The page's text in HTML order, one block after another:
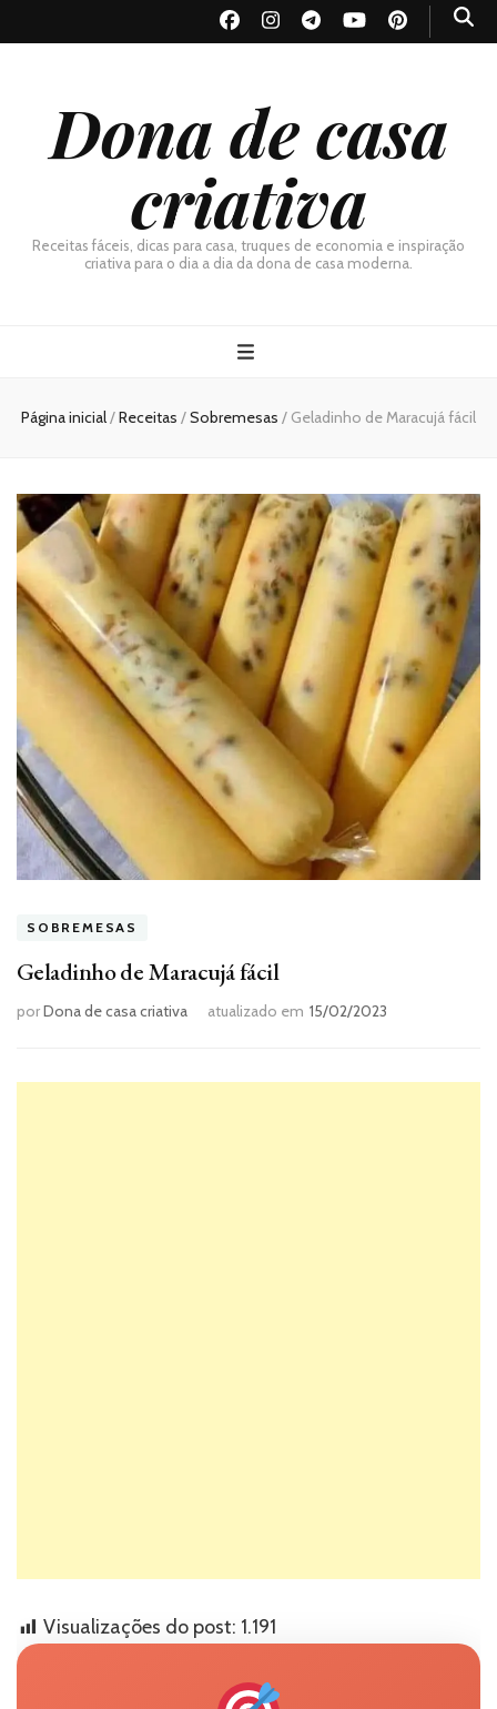
Dona de casa
criativa
Receitas fáceis, dicas para casa, truques de economia e inspiração
criativa para o dia a dia da dona de casa moderna.
Página inicial/Receitas /Sobremesas / Geladinho de Maracujá fácil
SOBREMESAS
Geladinho de Maracujá fácil
porDona de casa criativa atualizado em 15/02/2023
Visualizações do post: 1.191